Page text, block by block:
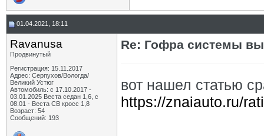
01.04.2021, 18:11
Ravanusa
Продвинутый
Регистрация: 15.11.2017
Адрес: Серпухов/Вологда/
Великий Устюг
Автомобиль: с 17.10.2017 -
03.01.2025 Веста седан 1,6, с
08.01 - Веста СВ кросс 1,8
Возраст: 54
Сообщений: 193
Re: Гофра системы
вот нашел статью
https://znaiauto.ru/